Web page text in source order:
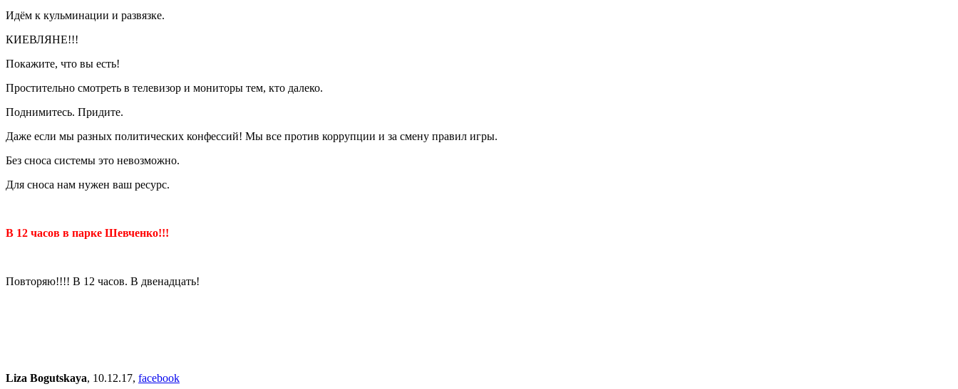
Идём к кульминации и развязке.
КИЕВЛЯНЕ!!!
Покажите, что вы есть!
Простительно смотреть в телевизор и мониторы тем, кто далеко.
Поднимитесь. Придите.
Даже если мы разных политических конфессий! Мы все против коррупции и за смену правил игры.
Без сноса системы это невозможно.
Для сноса нам нужен ваш ресурс.
В 12 часов в парке Шевченко!!!
Повторяю!!!! В 12 часов. В двенадцать!
Liza Bogutskaya, 10.12.17, facebook